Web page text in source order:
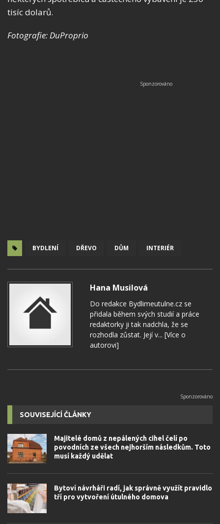
tisíc dolarů.
Fotografie: DuProprio
BYDLENÍ DŘEVO DŮM INTERIÉR
Hana Musilová
Do redakce Bydlimeutulne.cz se
přidala během svých studií a práce
redaktorky ji tak nadchla, že se
rozhodla zůstat. Její v... [Více o
autorovi]
SOUVISEJÍCÍ ČLÁNKY
Majitelé domů z nepálených cihel čelí po
povodních ze všech nejhorším následkům. Toto
musí každý udělat
Bytoví návrháři radí, jak správně využít pravidlo
tří pro vytvoření útulného domova